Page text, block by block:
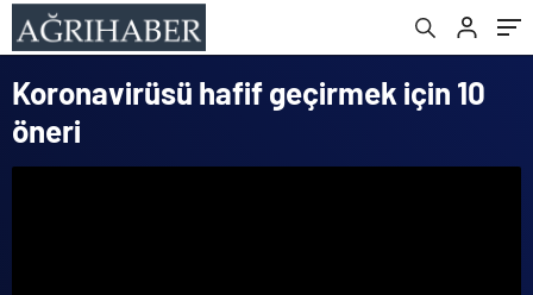
Koronavirüsü hafif geçirmek için 10
öneri